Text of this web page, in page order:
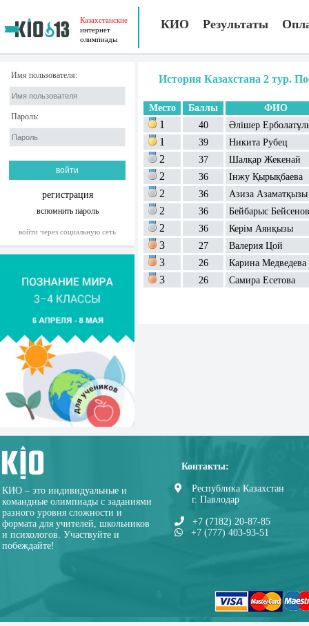
Казахстанские
интернет
олимпиады
КИО Результаты
Имя пользователя:
Пароль:
регистрация
вспомнить пароль
войти через социальную сеть
История Казахстана 2 тур.
Место Баллы ФИО
1 40 Әлішер
1 39 Никита Рубец
2 37 Шалқар Жекенай
2 36 Інжу Қырықбаева
2 36 Азиза Азаматқызы
2 36 Бейбарыс Бейсенов
2 36 Керім Аянқызы
3 27 Валерия Цой
3 26 Карина Медведева
3 26 Самира Есетова
КИО – это индивидуальные и
командные олимпиады с заданиями
разного уровня сложности и
формата для учителей, школьников
и психологов. Участвуйте и
побеждайте!
Контакты:
Республика Казахстан
г. Павлодар
+7 (7182) 20-87-85
+7 (777) 403-93-51